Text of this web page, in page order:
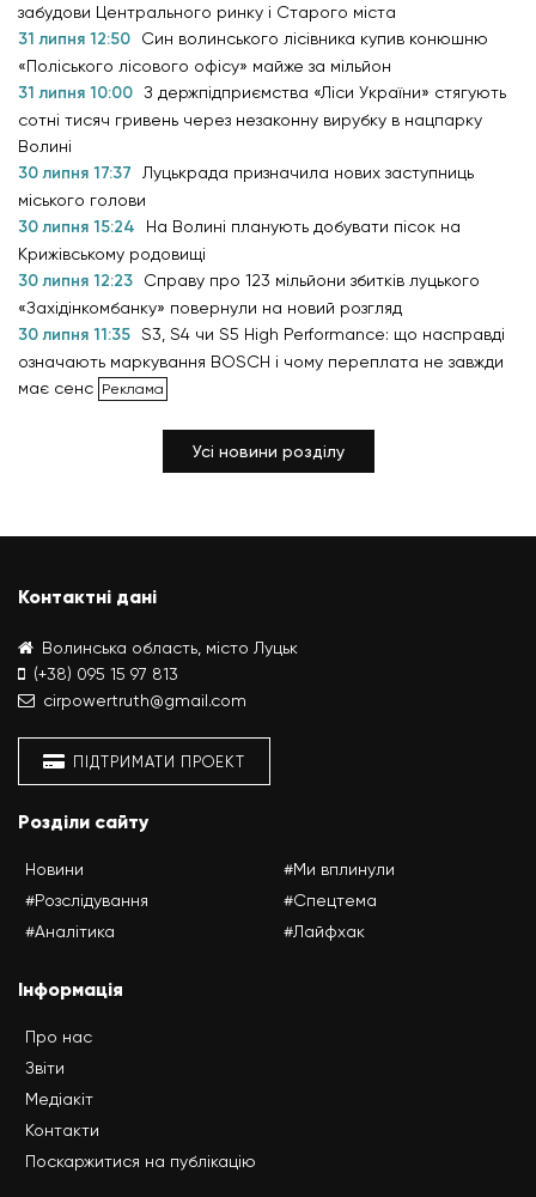
забудови Центрального ринку і Старого міста
31 липня 12:50
Син волинського лісівника купив конюшню
«Поліського лісового офісу» майже за мільйон
31 липня 10:00 З держпідприємства «Ліси України» стягують
сотні тисяч гривень через незаконну вирубку в нацпарку
Волині
30 липня 17:37
Луцькрада призначила нових заступниць
міського голови
30 липня 15:24
На Волині планують добувати пісок на
Крижівському родовищі
30 липня 12:23
Справу про 123 мільйони збитків луцького
«Західінкомбанку» повернули на новий розгляд
30 липня 11:35 S3, S4 чи S5 High Performance: що насправді
означають маркування BOSCH і чому переплата не завжди
має сенс
Усі новини розділу
Контактні дані
Волинська область, місто Луцьк
(+38) 095 15 97 813
cirpowertruth@gmail.com
ПІДТРИМАТИ ПРОЕКТ
Розділи сайту
Новини
#Розслідування
#Аналітика
#Ми вплинули
#Спецтема
#Лайфхак
Інформація
Про нас
Звіти
Медіакіт
Контакти
Поскаржитися на публікацію